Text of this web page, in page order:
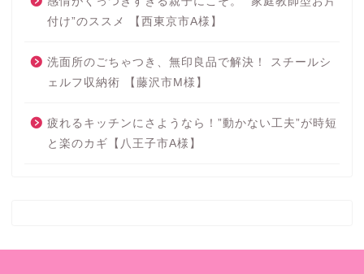
付け”のススメ 【西東京市A様】
洗面所のごちゃつき、無印良品で解決！ スチールシ
ェルフ収納術 【藤沢市M様】
疲れるキッチンにさようなら！”動かない工夫”が時短
と楽のカギ【八王子市A様】